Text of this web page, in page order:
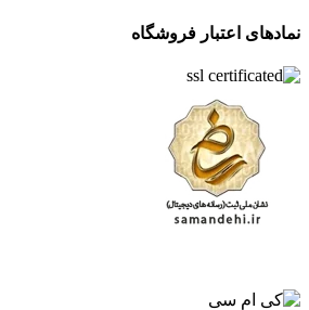
نمادهای اعتبار فروشگاه